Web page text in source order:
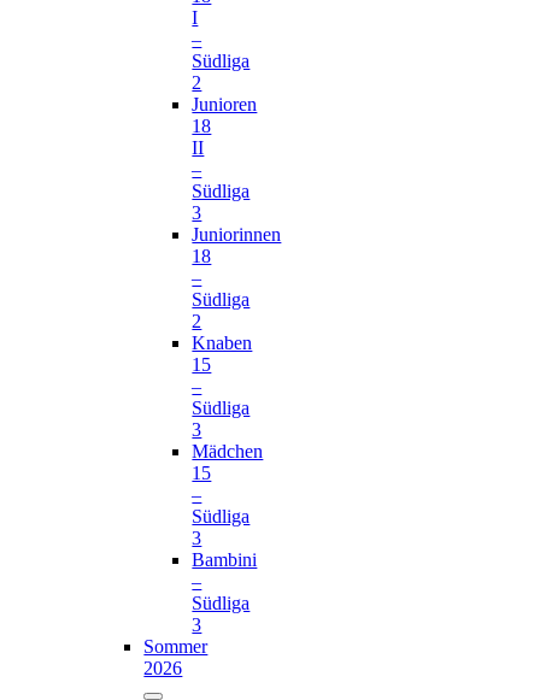
I
–
Südliga
2
Junioren
18
II
–
Südliga
3
Juniorinnen
18
–
Südliga
2
Knaben
15
–
Südliga
3
Mädchen
15
–
Südliga
3
Bambini
–
Südliga
3
Sommer
2026